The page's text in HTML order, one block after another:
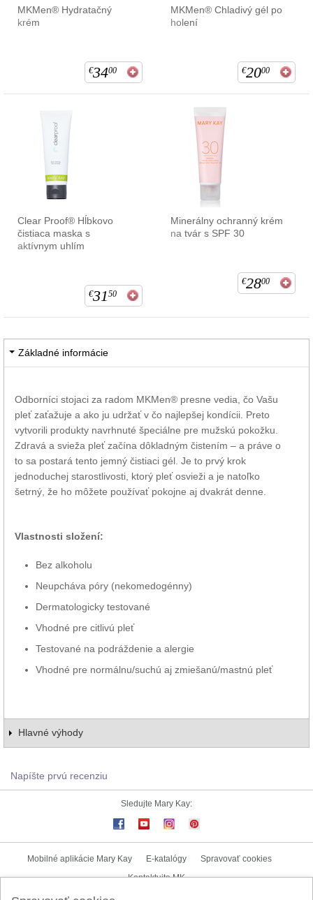
MKMen® Hydratačný
krém
€3400
MKMen® Chladivý gél po
holení
€2000
Clear Proof® Hĺbkovo
čistiaca maska s
aktívnym uhlím
€31 50
Minerálny ochranný krém
na tvár s SPF 30
€2800
Základné informácie
Odborníci stojaci za radom MKMen® presne vedia, čo Vašu
pleť zaťažuje a ako ju udržať v čo najlepšej kondícii. Preto
vytvorili produkty navrhnuté špeciálne pre mužskú pokožku.
Zdravá a svieža pleť začína dôkladným čistením – a práve o
to sa postará tento jemný čistiaci gél. Je to prvý krok
jednoduchej starostlivosti, ktorý pleť osvieži a je natoľko
šetrný, že ho môžete používať pokojne aj dvakrát denne.
Vlastnosti složení:
Bez alkoholu
Neupcháva póry (nekomedogénny)
Dermatologicky testované
Vhodné pre citlivú pleť
Testované na podráždenie a alergie
Vhodné pre normálnu/suchú aj zmiešanú/mastnú pleť
Hlavné výhody
Napíšte prvú recenziu
Sledujte Mary Kay:
Mobilné aplikácie Mary Kay E-katalógy
Spravovať cookies
Kontaktujte MK